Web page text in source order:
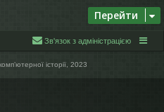
Перейти
Зв'язок з адміністрацією
історії, 2023